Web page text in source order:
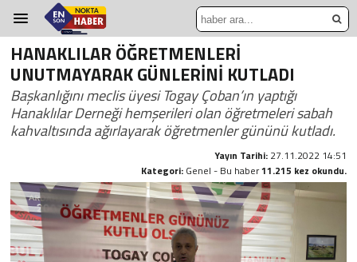
HANAKLILAR ÖĞRETMENLERİ
UNUTMAYARAK GÜNLERİNİ KUTLADI
Başkanlığını meclis üyesi Togay Çoban’ın yaptığı
Hanaklılar Derneği hemşerileri olan öğretmeleri sabah
kahvaltısında ağırlayarak öğretmenler gününü kutladı.
Yayın Tarihi: 27.11.2022 14:51
Kategori: Genel - Bu haber11.215 kez okundu.